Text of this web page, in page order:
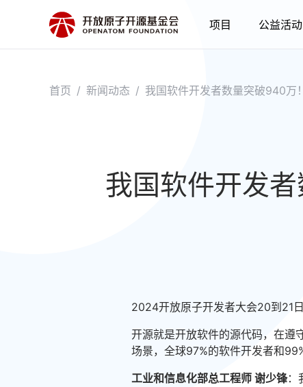
项目 公益活动
首页 / 新闻动态 / 我国软件开发者数量突破940万
我国软件开发
2024开放原子开发者大会20到21
开源就是开放软件的源代码，在遵
场景，全球97%的软件开发者和
工业和信息化部总工程师 谢少锋：